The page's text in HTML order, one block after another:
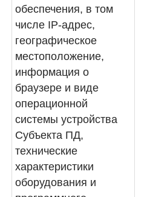
обеспечения, в том
числе IP-адрес,
географическое
местоположение,
информация о
браузере и виде
операционной
системы устройства
Субъекта ПД,
технические
характеристики
оборудования и